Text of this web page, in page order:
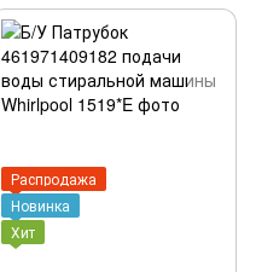
Распродажа
Новинка
Хит